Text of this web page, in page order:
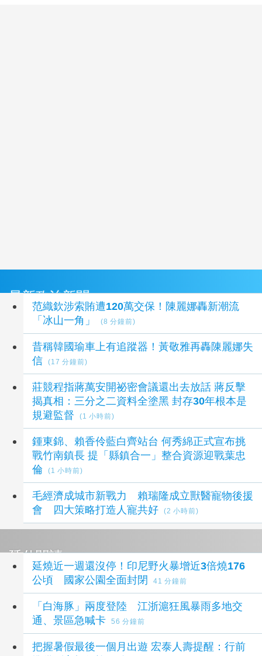
最新政治新聞
范織欽涉索賄遭120萬交保！陳麗娜轟新潮流
「冰山一角」
(8 分鐘前)
昔稱韓國瑜車上有追蹤器！黃敬雅再轟陳麗娜失
信
(17 分鐘前)
莊競程指蔣萬安開祕密會議還出去放話 蔣反擊
揭真相：三分之二資料全塗黑 封存30年根本是
規避監督
(1 小時前)
鍾東錦、賴香伶藍白齊站台 何秀綿正式宣布挑
戰竹南鎮長 提「縣鎮合一」整合資源迎戰葉忠
倫
(1 小時前)
毛經濟成城市新戰力 賴瑞隆成立獸醫寵物後援
會 四大策略打造人寵共好
(2 小時前)
延伸閱讀
延燒近一週還沒停！印尼野火暴增近3倍燒176
公頃 國家公園全面封閉
41 分鐘前
「白海豚」兩度登陸 江浙滬狂風暴雨多地交
通、景區急喊卡
56 分鐘前
把握暑假最後一個月出遊 宏泰人壽提醒：行前